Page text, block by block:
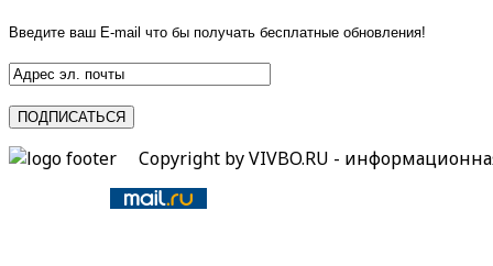
Введите ваш E-mail что бы получать бесплатные обновления!
Copyright by VIVBO.RU -